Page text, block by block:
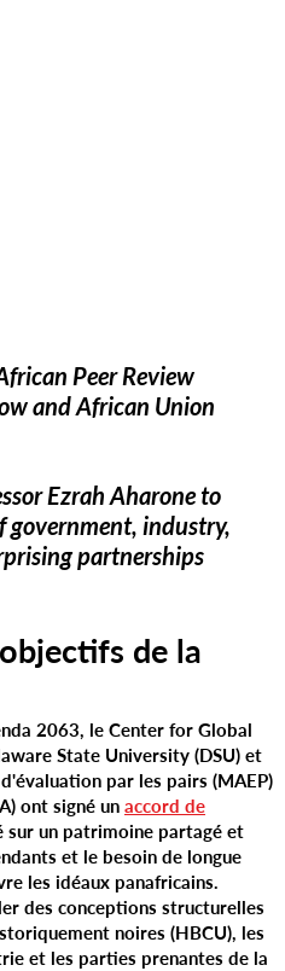
Peer Review
and African Union
Ezrah Aharone to
industry,
partnerships
de la
2063, le Center for Global
State University (DSU) et
par les pairs (MAEP)
ont signé un accord de
sur un patrimoine partagé et
et le besoin de longue
les idéaux panafricains.
des conceptions structurelles
noires (HBCU), les
et les parties prenantes de la